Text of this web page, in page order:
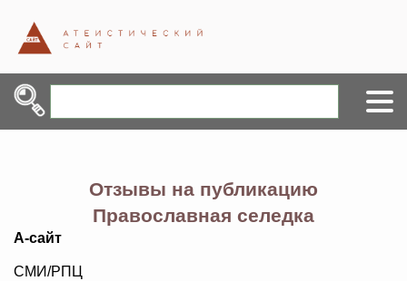
Отзывы на публикацию
Православная селедка
А-сайт
СМИ/РПЦ